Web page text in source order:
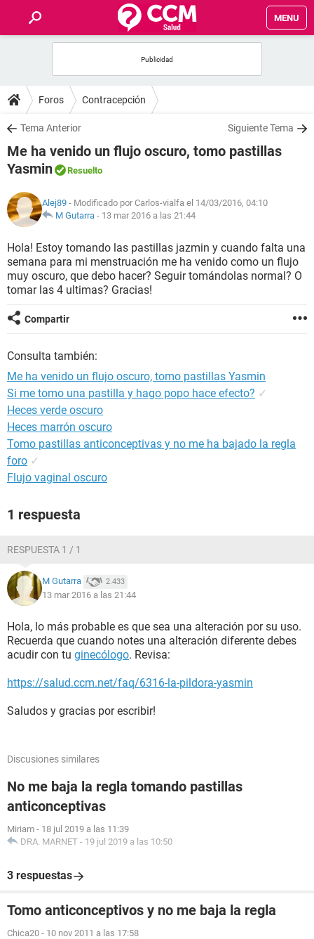
MENU
FOROS
SALUD
FAMILIA
NUTRICIÓN
SEXUALIDAD
Foros Contracepción
Tema Anterior Siguiente Tema
Me ha venido un flujo oscuro, tomo pastillas
Yasmin
Resuelto
Alej89 - Modificado por Carlos-vialfa el 14/03/2016, 04:10
M Gutarra - 13 mar 2016 a las 21:44
Hola! Estoy tomando las pastillas jazmin y cuando falta una
semana para mi menstruación me ha venido como un flujo
muy oscuro, que debo hacer? Seguir tomándolas normal? O
tomar las 4 ultimas? Gracias!
Compartir
Consulta también:
Me ha venido un flujo oscuro, tomo pastillas Yasmin
Si me tomo una pastilla y hago popo hace efecto? ✓
Heces verde oscuro
Heces marrón oscuro
Tomo pastillas anticonceptivas y no me ha bajado la regla
foro ✓
Flujo vaginal oscuro
1 respuesta
RESPUESTA 1 / 1
M Gutarra 2.433
13 mar 2016 a las 21:44
Hola, lo más probable es que sea una alteración por su uso.
Recuerda que cuando notes una alteración diferente debes
acudir con tu ginecólogo. Revisa:
https://salud.ccm.net/faq/6316-la-pildora-yasmin
Saludos y gracias por escribir!
Discusiones similares
No me baja la regla tomando pastillas
anticonceptivas
Miriam - 18 jul 2019 a las 11:39
DRA. MARNET - 19 jul 2019 a las 10:50
3 respuestas
Tomo anticonceptivos y no me baja la regla
Chica20 - 10 nov 2011 a las 17:58